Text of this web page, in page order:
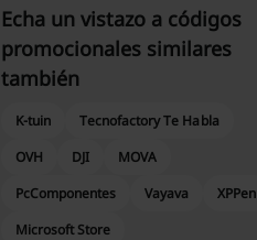
Echa un vistazo a códigos
promocionales similares
también
K-tuin
Tecnofactory Te Habla
OVH
DJI
MOVA
PcComponentes
Vayava
XPPen
Microsoft Store